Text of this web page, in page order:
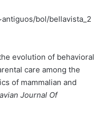
bol/bellavista_2
evolution of behavioral
care among the
of mammalian and
Journal Of